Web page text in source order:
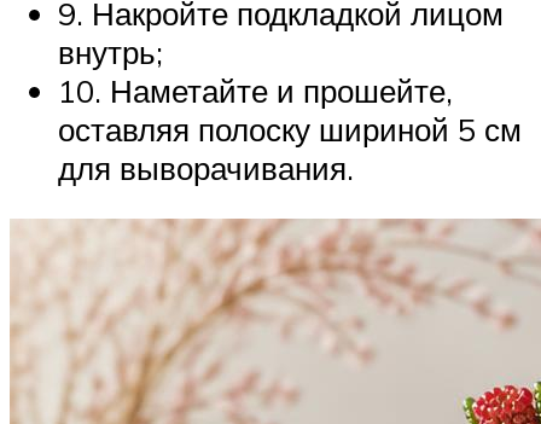
9. Накройте подкладкой лицом
внутрь;
10. Наметайте и прошейте,
оставляя полоску шириной 5 см
для выворачивания.